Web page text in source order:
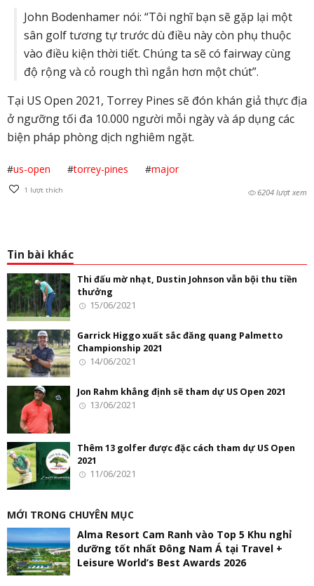
John Bodenhamer nói: “Tôi nghĩ bạn sẽ gặp lại một
sân golf tương tự trước dù điều này còn phụ thuộc
vào điều kiện thời tiết. Chúng ta sẽ có fairway cùng
độ rộng và cỏ rough thì ngắn hơn một chút”.
Tại US Open 2021, Torrey Pines sẽ đón khán giả thực địa
ở ngưỡng tối đa 10.000 người mỗi ngày và áp dụng các
biện pháp phòng dịch nghiêm ngặt.
#us-open #torrey-pines #major
1 lượt thích 6204 lượt xem
Tin bài khác
Thi đấu mờ nhạt, Dustin Johnson vẫn bội thu tiền
thưởng
15/06/2021
Garrick Higgo xuất sắc đăng quang Palmetto
Championship 2021
14/06/2021
Jon Rahm khẳng định sẽ tham dự US Open 2021
13/06/2021
Thêm 13 golfer được đặc cách tham dự US Open
2021
11/06/2021
MỚI TRONG CHUYÊN MỤC
Alma Resort Cam Ranh vào Top 5 Khu nghỉ
dưỡng tốt nhất Đông Nam Á tại Travel +
Leisure World’s Best Awards 2026